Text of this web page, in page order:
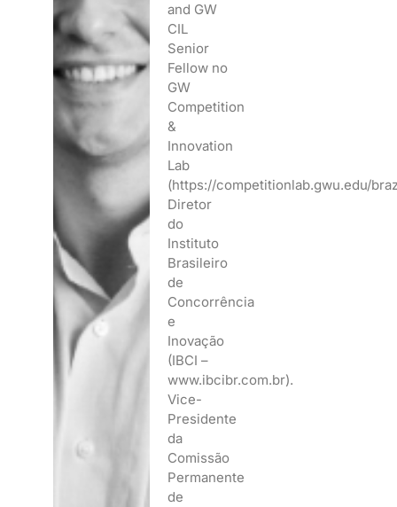
and GW
CIL
Senior
Fellow no
GW
Competition
&
Innovation
Lab
(https://competitionlab.gwu.edu/
Diretor
do
Instituto
Brasileiro
de
Concorrência
e
Inovação
(IBCI –
www.ibcibr.com.br).
Vice-
Presidente
da
Comissão
Permanente
de